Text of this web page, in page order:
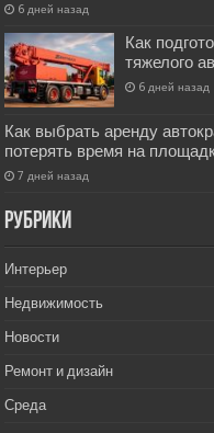
6 дней назад
Как
тяжелого
6 дней назад
Как выбрать аренду
потерять время на
7 дней назад
РУбрики
Интерьер
Недвижимость
Новости
Ремонт и дизайн
Среда